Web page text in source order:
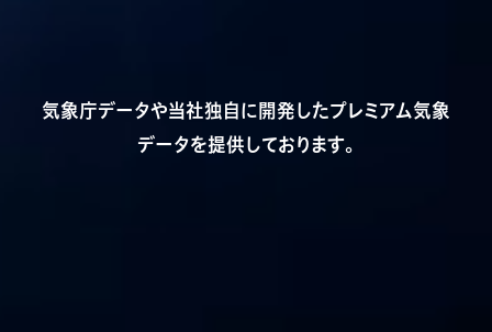
気象庁データや当社独自に開発したプレミアム気象
データを提供しております。